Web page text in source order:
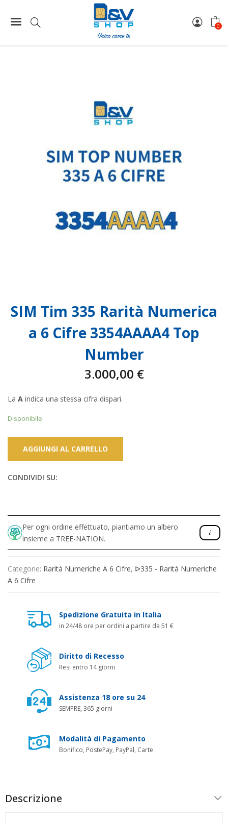
0
Rarità Numeriche a 6 Cifre
ᐅ335 - Rarità Numeriche a 6 Cifre
SIM Tim 335 Rarità Numerica a 6 Cifre 3354AAAA4 Top
SIM Tim 335 Rarità Numerica
a 6 Cifre 3354AAAA4 Top
Number
3.000,00 €
La A indica una stessa cifra dispari.
Disponibile
AGGIUNGI AL CARRELLO
CONDIVIDI SU:
Per ogni ordine effettuato, piantiamo un albero
insieme a TREE-NATION.
Categorie: Rarità Numeriche A 6 Cifre, ᐅ335 - Rarità Numeriche
A 6 Cifre
Spedizione Gratuita in Italia
in 24/48 ore per ordini a partire da 51 €
Diritto di Recesso
Resi entro 14 giorni
Assistenza 18 ore su 24
SEMPRE, 365 giorni
Modalità di Pagamento
Bonifico, PostePay, PayPal, Carte
Descrizione